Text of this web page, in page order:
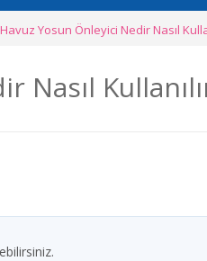
Havuz Yosun Önleyici Nedir Nasıl
Nasıl